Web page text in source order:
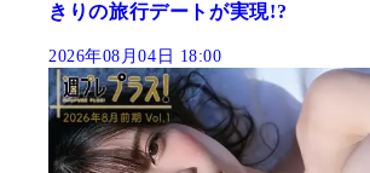
きりの旅行デートが実現!?
2026年08月04日 18:00